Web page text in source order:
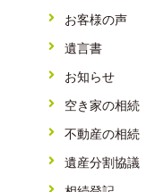
お客様の声
遺言書
お知らせ
空き家の相続
不動産の相続
遺産分割協議